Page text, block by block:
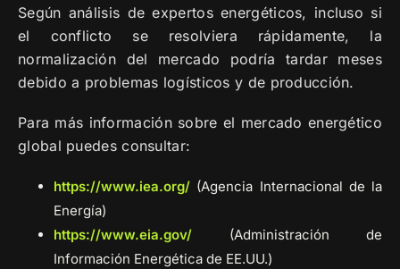
Según análisis de expertos energéticos, incluso si
el conflicto se resolviera rápidamente, la
normalización del mercado podría tardar meses
debido a problemas logísticos y de producción.
Para más información sobre el mercado energético
global puedes consultar:
https://www.iea.org/ (Agencia Internacional de la
Energía)
https://www.eia.gov/ (Administración de
Información Energética de EE.UU.)